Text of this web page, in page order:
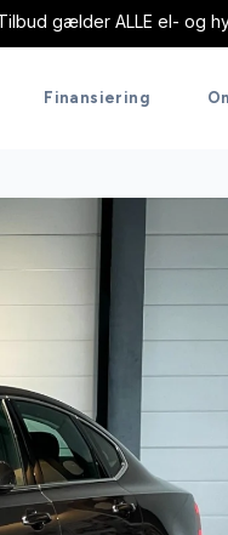
gælder ALLE el- og
Finansiering